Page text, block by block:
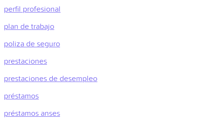
perfil profesional
plan de trabajo
poliza de seguro
prestaciones
prestaciones de desempleo
préstamos
préstamos anses